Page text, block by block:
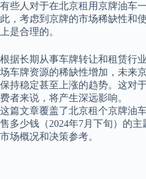
有些人对于在北京租用京牌油车
此，考虑到京牌的市场稀缺性和
上是合理的。
根据长期从事车牌转让和租赁行
场车牌资源的稀缺性增加，未来
保持稳定甚至上涨的趋势。这对
费者来说，将产生深远影响。
这篇文章覆盖了北京租个京牌油
售多少钱（2024年7月下旬）的
市场概况和决策参考。